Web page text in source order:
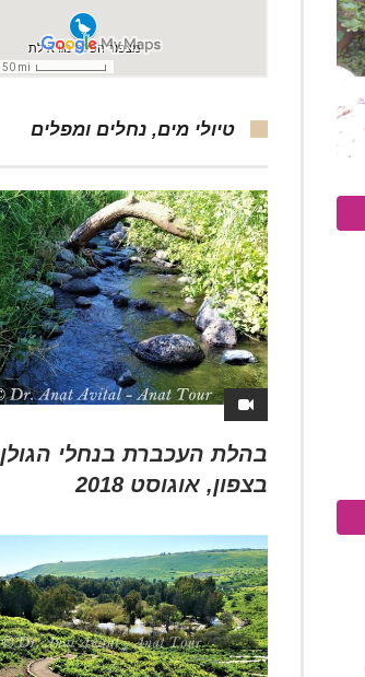
טיולי מים, נחלים ומפלים
בהלת העכברת בנחלי הגולן
בצפון, אוגוסט 2018